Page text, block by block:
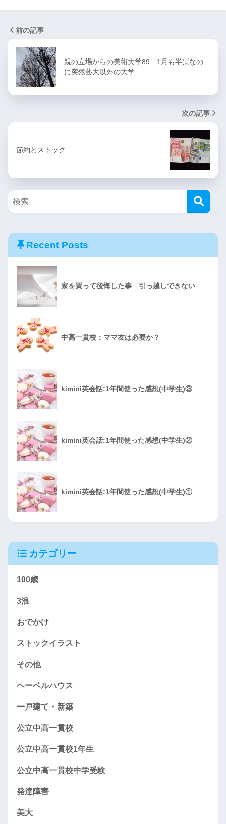
前の記事
親の立場からの美術大学89 1月も半ばなの
に突然藝大以外の大学…
次の記事
節約とストック
Recent Posts
家を買って後悔した事 引っ越しできない
中高一貫校：ママ友は必要か？
kimini英会話:1年間使った感想(中学生)③
kimini英会話:1年間使った感想(中学生)②
kimini英会話:1年間使った感想(中学生)①
カテゴリー
100歳
3浪
おでかけ
ストックイラスト
その他
ヘーベルハウス
一戸建て・新築
公立中高一貫校
公立中高一貫校1年生
公立中高一貫校中学受験
発達障害
美大